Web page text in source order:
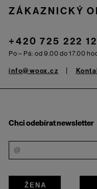
ZÁKAZNICKÝ
+420 725 222
Po – Pá: od 9.00 do 17.00
info@woox.cz
Chci odebírat newsletter
ŽENA